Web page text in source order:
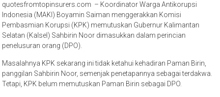
quotesfromtopinsurers.com – Koordinator Warga Antikorupsi
Indonesia (MAKI) Boyamin Saiman menggerakkan Komisi
Pembasmian Korupsi (KPK) memutuskan Gubernur Kalimantan
Selatan (Kalsel) Sahbirin Noor dimasukkan dalam perincian
penelusuran orang (DPO).
Masalahnya KPK sekarang ini tidak ketahui kehadiran Paman Birin,
panggilan Sahbirin Noor, semenjak penetapannya sebagai terdakwa.
Tetapi, KPK belum memutuskan Paman Birin sebagai DPO.